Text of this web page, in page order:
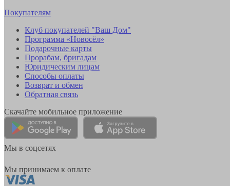
Покупателям
Клуб покупателей "Ваш Дом"
Программа «Новосёл»
Подарочные карты
Прорабам, бригадам
Юридическим лицам
Способы оплаты
Возврат и обмен
Обратная связь
Скачайте мобильное приложение
Мы в соцсетях
Мы принимаем к оплате